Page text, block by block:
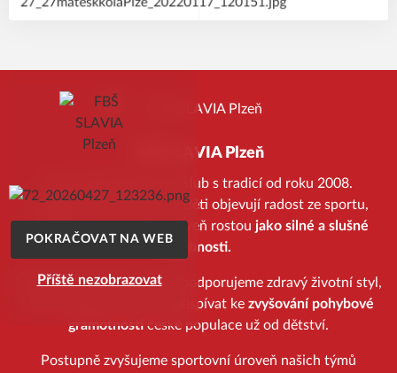
POKRAČOVAT NA WEB
Příště nezobrazovat
FBŠ SLAVIA Plzeň
Jsme český florbalový klub s tradicí od roku 2008.
Budujeme prostředí, kde děti objevují radost ze sportu,
rozvíjejí svůj talent a zároveň rostou jako silné a slušné
osobnosti.
Vedle sportovního rozvoje podporujeme zdravý životní styl,
zdravý pohyb a chceme přispívat kezvyšování pohybové
gramotnosti české populace už od dětství.
Postupně zvyšujeme sportovní úroveň našich týmů